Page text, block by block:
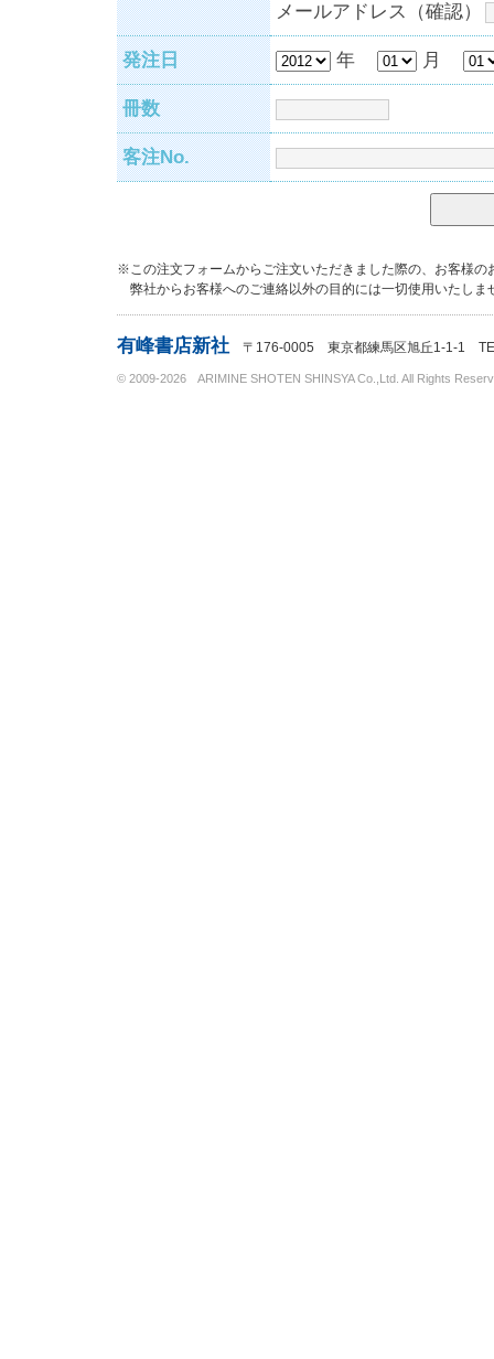
メールアドレス（確認）
発注日 年 月
冊数
客注No.
※この注文フォームからご注文いただきました際の、お客様
弊社からお客様へのご連絡以外の目的には一切使用いたしま
有峰書店新社〒176-0005 東京都練馬区旭丘1-1-1
© 2009-2026 ARIMINE SHOTEN SHINSYA Co.,Ltd. All Rights